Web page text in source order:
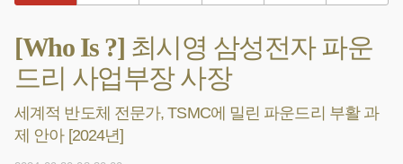
[Who Is ?] 최시영 삼성전자 파운
드리 사업부장 사장
세계적 반도체 전문가, TSMC에 밀린 파운드리 부활 과
제 안아 [2024년]